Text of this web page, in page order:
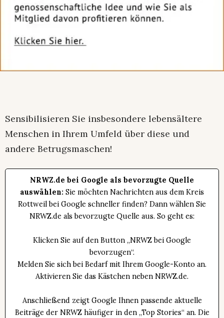
Sensibilisieren Sie insbesondere lebensältere
Menschen in Ihrem Umfeld über diese und
andere Betrugsmaschen!
NRWZ.de bei Google als bevorzugte Quelle
auswählen: Sie möchten Nachrichten aus dem Kreis
Rottweil bei Google schneller finden? Dann wählen Sie
NRWZ.de als bevorzugte Quelle aus. So geht es:
Klicken Sie auf den Button „NRWZ bei Google
bevorzugen“.
Melden Sie sich bei Bedarf mit Ihrem Google-Konto an.
Aktivieren Sie das Kästchen neben NRWZ.de.
Anschließend zeigt Google Ihnen passende aktuelle
Beiträge der NRWZ häufiger in den „Top Stories“ an. Die